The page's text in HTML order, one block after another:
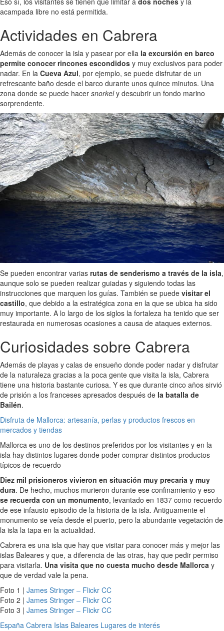
acampada libre no está permitida.
Actividades en Cabrera
Además de conocer la isla y pasear por ella la excursión en barco
permite conocer rincones escondidos y muy exclusivos para poder
nadar. En la Cueva Azul, por ejemplo, se puede disfrutar de un
refrescante baño desde el barco durante unos quince minutos. Una
zona donde se puede hacer snorkely descubrir un fondo marino
sorprendente.
Se pueden encontrar varias rutas de senderismo a través de la isla,
aunque solo se pueden realizar guiadas y siguiendo todas las
instrucciones que marquen los guías. También se puede visitar el
castillo, que debido a la estratégica zona en la que se ubica ha sido
muy importante. A lo largo de los siglos la fortaleza ha tenido que ser
restaurada en numerosas ocasiones a causa de ataques externos.
Curiosidades sobre Cabrera
Además de playas y calas de ensueño donde poder nadar y disfrutar
de la naturaleza gracias a la poca gente que visita la isla, Cabrera
tiene una historia bastante curiosa. Y es que durante cinco años sirvió
de prisión a los franceses apresados después de la batalla de
Bailén.
Disfruta de Mallorca: artesanía, perlas y productos frescos en
mercados y tiendas
Mallorca es uno de los destinos preferidos por los visitantes y en la
isla hay distintos lugares donde poder comprar distintos productos
típicos de recuerdo
Diez mil prisioneros vivieron en situación muy precaria y muy
dura. De hecho, muchos murieron durante ese confinamiento y eso
se recuerda con un monumento, levantado en 1837 como recuerdo
de ese infausto episodio de la historia de la isla. Antiguamente el
monumento se veía desde el puerto, pero la abundante vegetación de
la isla la tapa en la actualidad.
Cabrera es una isla que hay que visitar para conocer más y mejor las
islas Baleares y que, a diferencia de las otras, hay que pedir permiso
para visitarla. Una visita que no cuesta mucho desde Mallorca y
que de verdad vale la pena.
Foto 1 | James Stringer – Flickr CC
Foto 2 | James Stringer – Flickr CC
Foto 3 | James Stringer – Flickr CC
España Cabrera Islas Baleares Lugares de interés